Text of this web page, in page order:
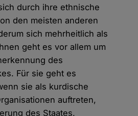
durch ihre ethnische
den meisten anderen
sich mehrheitlich als
geht es vor allem um
des
Für sie geht es
sie als kurdische
auftreten,
des Staates,